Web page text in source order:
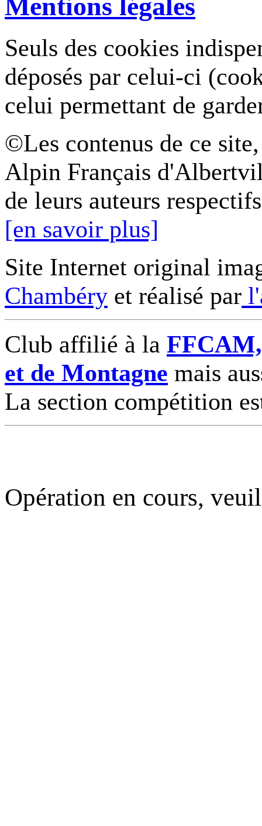
Mentions légales
Seuls des cookies
déposés par celui-ci
celui permettant de
©Les contenus de ce
Alpin Français
de leurs auteurs
[en savoir plus]
Site Internet original
Chambéry et réalisé par
Club affilié à la
et de Montagne mais
La section compétition
Opération en cours,